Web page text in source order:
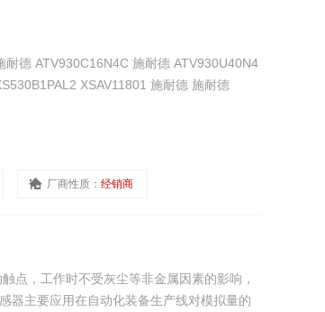
德 ATV930C16N4C 施耐德 ATV930U40N4
XSAV11801 施耐德 施耐德
厂商性质： 经销商
点，工作时不受灰尘等非金属因素的影响，
器主要应用在自动化装备生产线对模拟量的